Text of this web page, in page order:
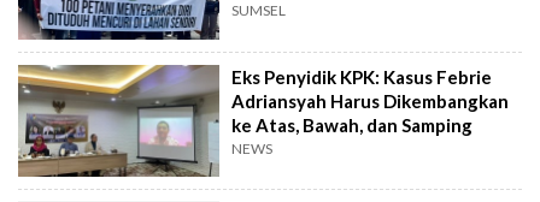
SUMSEL
Eks Penyidik KPK: Kasus Febrie
Adriansyah Harus Dikembangkan
ke Atas, Bawah, dan Samping
NEWS